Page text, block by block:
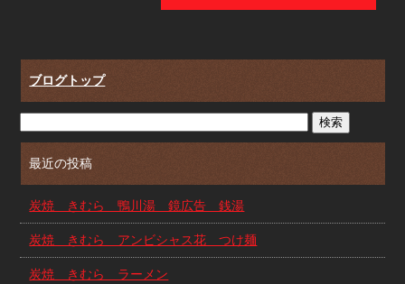
ブログトップ
最近の投稿
炭焼 きむら 鴨川湯 鏡広告 銭湯
炭焼 きむら アンビシャス花 つけ麺
炭焼 きむら ラーメン